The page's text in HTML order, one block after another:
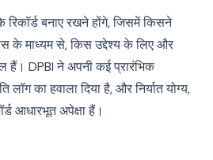
रिकॉर्ड बनाए रखने होंगे, जिसमें किसने
के माध्यम से, किस उद्देश्य के लिए और
हैं। DPBI ने अपनी कई प्रारंभिक
लॉग का हवाला दिया है, और निर्यात योग्य,
आधारभूत अपेक्षा हैं।